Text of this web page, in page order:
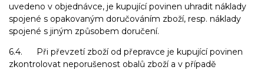
uvedeno v objednávce, je kupující povinen uhradit náklady
spojené s opakovaným doručováním zboží, resp. náklady
spojené s jiným způsobem doručení.
6.4. Při převzetí zboží od přepravce je kupující povinen
zkontrolovat neporušenost obalů zboží a v případě